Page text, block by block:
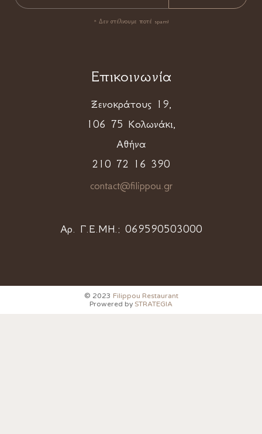
* Δεν στέλνουμε ποτέ spam!
Επικοινωνία
Ξενοκράτους 19,
106 75 Κολωνάκι,
Αθήνα
210 72 16 390
contact@filippou.gr
Αρ. Γ.Ε.ΜΗ.: 069590503000
© 2023 Filippou Restaurant
Prowered by STRATEGIA